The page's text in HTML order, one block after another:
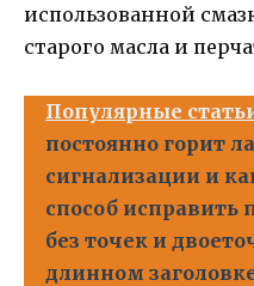
использованной
старого масла и
Популярные
постоянно горит
сигнализации и
способ исправить
без точек и
длинном